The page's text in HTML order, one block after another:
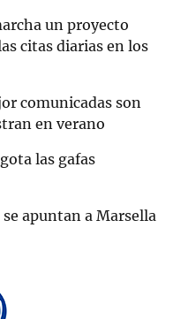
un proyecto
citas diarias en los
comunicadas son
en verano
las gafas
apuntan a Marsella